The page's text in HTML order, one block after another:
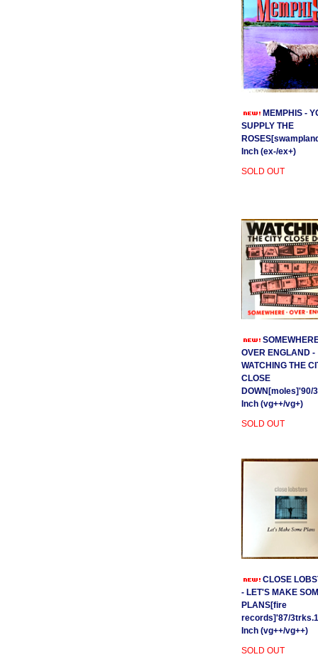
MEMPHIS -
SUPPLY THE
Inch (ex-/ex+)
SOLD OUT
OVER ENGLAND -
WATCHING THE
CLOSE
DOWN[moles]'90/
Inch (vg++/vg+)
SOLD OUT
CLOSE
- LET'S MAKE
PLANS[fire
records]'87/
Inch (vg++/vg++)
SOLD OUT